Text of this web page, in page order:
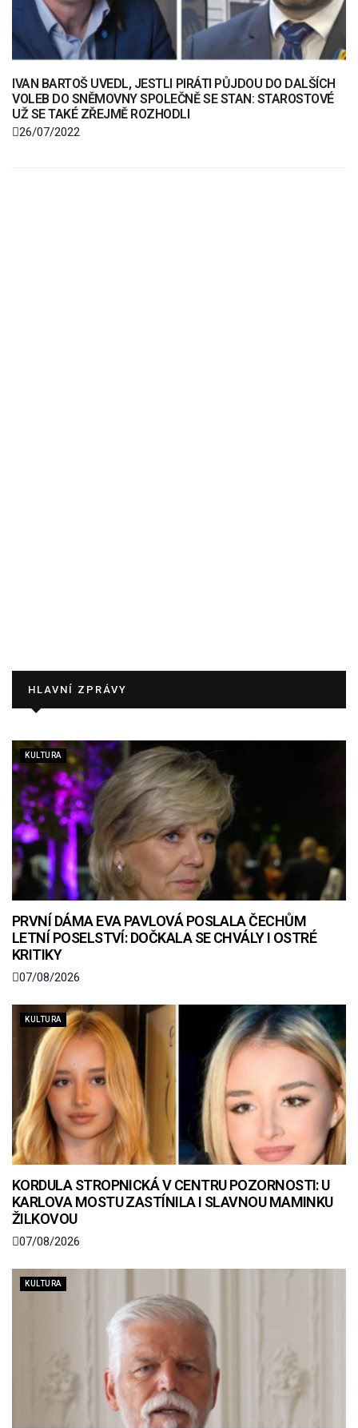
IVAN BARTOŠ UVEDL, JESTLI PIRÁTI PŮJDOU DO DALŠÍCH
VOLEB DO SNĚMOVNY SPOLEČNĚ SE STAN: STAROSTOVÉ
UŽ SE TAKÉ ZŘEJMĚ ROZHODLI
26/07/2022
HLAVNÍ ZPRÁVY
KULTURA
PRVNÍ DÁMA EVA PAVLOVÁ POSLALA ČECHŮM
LETNÍ POSELSTVÍ: DOČKALA SE CHVÁLY I OSTRÉ
KRITIKY
07/08/2026
KULTURA
KORDULA STROPNICKÁ V CENTRU POZORNOSTI: U
KARLOVA MOSTU ZASTÍNILA I SLAVNOU MAMINKU
ŽILKOVOU
07/08/2026
KULTURA